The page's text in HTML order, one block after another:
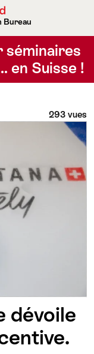
Bureau
séminaires
en Suisse !
293 vues
dévoile